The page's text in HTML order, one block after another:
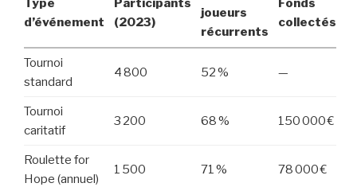
Type
d’événement
Participants
(2023)
joueurs
récurrents
Fonds
collectés
Tournoi
standard
4 800 52 % —
Tournoi
caritatif
3 200 68 % 150 000 €
Roulette for
Hope (annuel)
1 500 71 % 78 000 €